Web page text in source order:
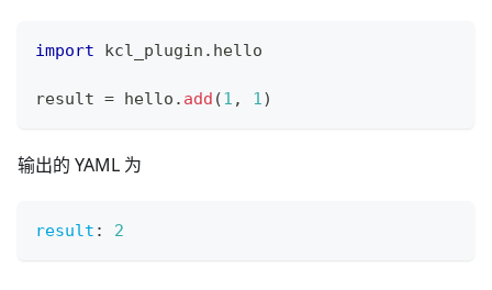
import kcl_plugin . hello
result = hello . add (1 , 1 )
输出的 YAML 为
result : 2